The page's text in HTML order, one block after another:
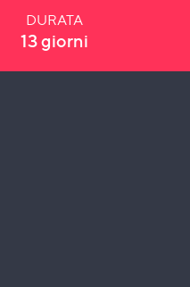
DURATA
13 giorni